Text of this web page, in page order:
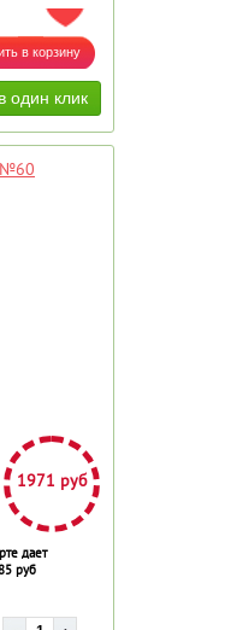
ДОБАВИТЬ В ИЗБРАННОЕ
№60
1971 руб
дает
руб